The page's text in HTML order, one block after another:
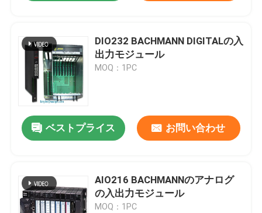
DIO232 BACHMANN DIGITALの入
出力モジュール
MOQ：1PC
ベストプライス お問い合わせ
AIO216 BACHMANNのアナログ
の入出力モジュール
MOQ：1PC